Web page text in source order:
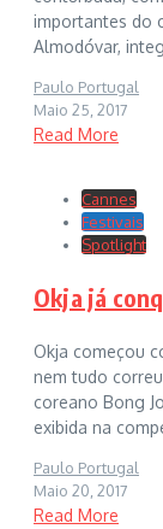
importantes do
Almodóvar,
Paulo Portugal
Maio 25, 2017
Read More
Cannes
Festivais
Spotlight
Okja já
Okja começou
nem tudo
coreano Bong
exibida na
Paulo Portugal
Maio 20, 2017
Read More